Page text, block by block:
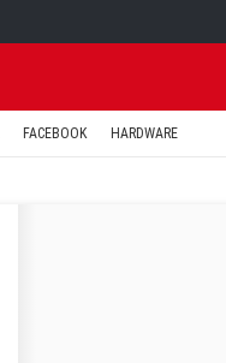
FACEBOOK HARDWARE